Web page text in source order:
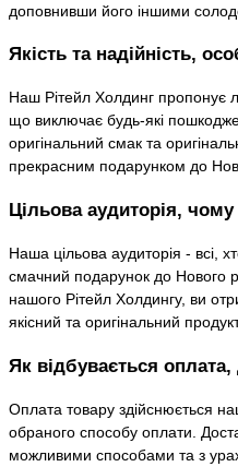
доповнивши його іншими
Якість та надійність,
Наш Рітейл Холдинг пропонує
що виключає будь-які
оригінальний смак та
прекрасним подарунком до
Цільова аудиторія,
Наша цільова аудиторія - всі,
смачний подарунок до Нового
нашого Рітейл Холдингу, ви
якісний та оригінальний
Як відбувається
Оплата товару здійснюється
обраного способу оплати.
можливими способами та з